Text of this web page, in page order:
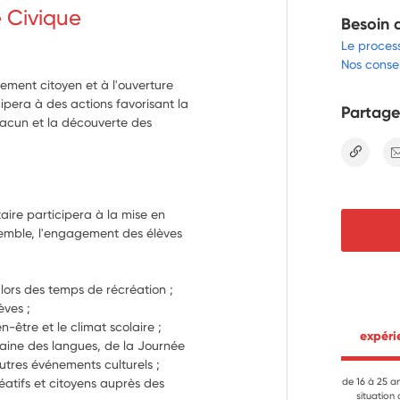
Civique
citoyen et à l'ouverture
à des actions favorisant la
et la découverte des
participera à la mise en
l'engagement des élèves
des temps de récréation ;
;
être et le climat scolaire ;
des langues, de la Journée
événements culturels ;
et citoyens auprès des
Besoin
Le
Nos
de 16 à 25
situation